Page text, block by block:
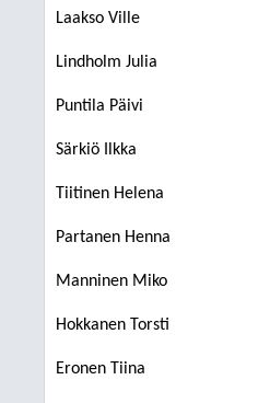
Laakso Ville
Lindholm Julia
Puntila Päivi
Särkiö Ilkka
Tiitinen Helena
Partanen Henna
Manninen Miko
Hokkanen Torsti
Eronen Tiina